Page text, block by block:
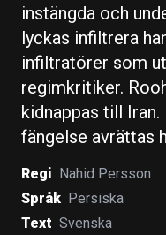
instängda och
lyckas infiltrera
infiltratörer som
regimkritiker.
kidnappas till
fängelse avrättas
Regi Nahid Persson
Språk Persiska
Text Svenska